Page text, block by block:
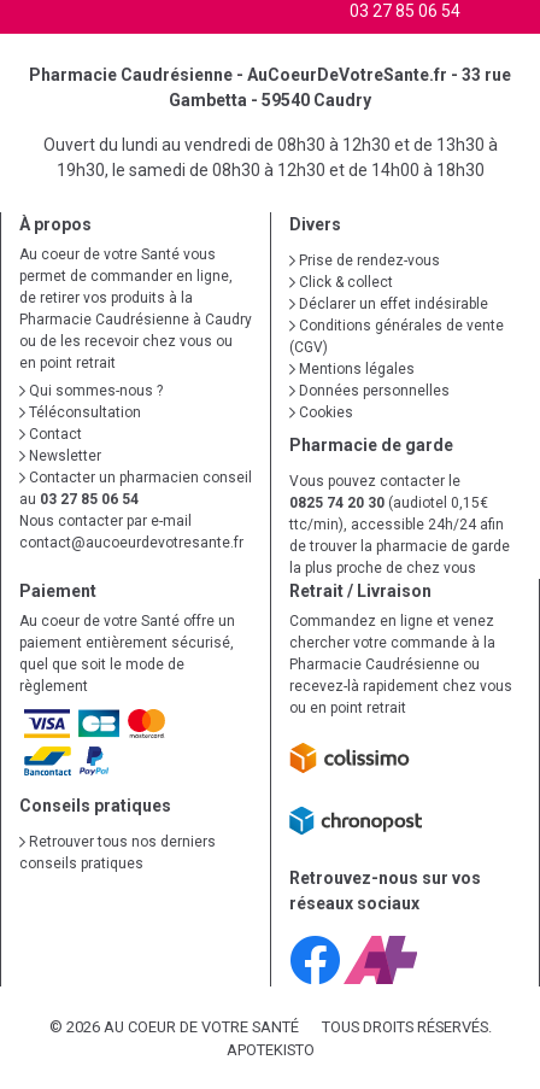
03 27 85 06 54
Pharmacie Caudrésienne - AuCoeurDeVotreSante.fr - 33 rue
Gambetta - 59540 Caudry
Ouvert du lundi au vendredi de 08h30 à 12h30 et de 13h30 à
19h30, le samedi de 08h30 à 12h30 et de 14h00 à 18h30
À propos
Au coeur de votre Santé vous
permet de commander en ligne,
de retirer vos produits à la
Pharmacie Caudrésienne à Caudry
ou de les recevoir chez vous ou
en point retrait
Qui sommes-nous ?
Téléconsultation
Contact
Newsletter
Contacter un pharmacien conseil
au 03 27 85 06 54
Nous contacter par e-mail
contact@aucoeurdevotresante.fr
Divers
Prise de rendez-vous
Click & collect
Déclarer un effet indésirable
Conditions générales de vente
(CGV)
Mentions légales
Données personnelles
Cookies
Pharmacie de garde
Vous pouvez contacter le
0825 74 20 30 (audiotel 0,15€
ttc/min), accessible 24h/24 afin
de trouver la pharmacie de garde
la plus proche de chez vous
Paiement
Au coeur de votre Santé offre un
paiement entièrement sécurisé,
quel que soit le mode de
règlement
Conseils pratiques
Retrouver tous nos derniers
conseils pratiques
Retrait / Livraison
Commandez en ligne et venez
chercher votre commande à la
Pharmacie Caudrésienne ou
recevez-là rapidement chez vous
ou en point retrait
Retrouvez-nous sur vos
réseaux sociaux
© 2026 AU COEUR DE VOTRE SANTÉ
TOUS DROITS RÉSERVÉS.
APOTEKISTO